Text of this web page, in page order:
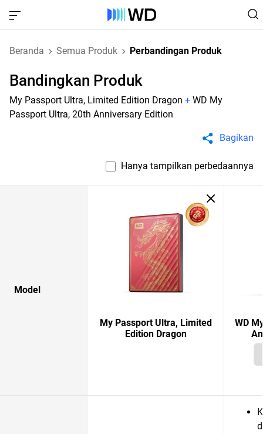
Beranda Semua Produk Perbandingan Produk
Bandingkan Produk
My Passport Ultra, Limited Edition Dragon + WD My
Passport Ultra, 20th Anniversary Edition
Bagikan
Hanya tampilkan perbedaannya
Model
My Passport Ultra, Limited
Edition Dragon
WD